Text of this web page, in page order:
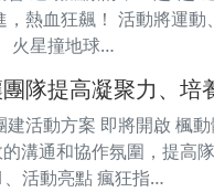
熱血狂飆！ 活動將運
火星撞地球…
隊提高凝聚力、培
活動方案 即將開啟 楓
溝通和協作氛圍，提高
活動亮點 瘋狂指…